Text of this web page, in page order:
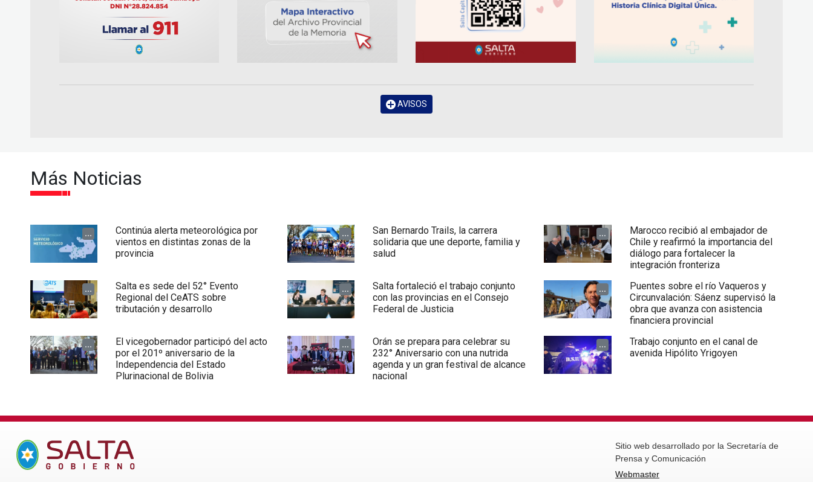
AVISOS
Más Noticias
...
Continúa alerta meteorológica por
vientos en distintas zonas de la
provincia
...
San Bernardo Trails, la carrera
solidaria que une deporte, familia y
salud
...
Marocco recibió al embajador de
Chile y reafirmó la importancia del
diálogo para fortalecer la
integración fronteriza
...
Salta es sede del 52° Evento
Regional del CeATS sobre
tributación y desarrollo
...
Salta fortaleció el trabajo conjunto
con las provincias en el Consejo
Federal de Justicia
...
Puentes sobre el río Vaqueros y
Circunvalación: Sáenz supervisó la
obra que avanza con asistencia
financiera provincial
...
El vicegobernador participó del acto
por el 201º aniversario de la
Independencia del Estado
Plurinacional de Bolivia
...
Orán se prepara para celebrar su
232° Aniversario con una nutrida
agenda y un gran festival de alcance
nacional
...
Trabajo conjunto en el canal de
avenida Hipólito Yrigoyen
Sitio web desarrollado por la Secretaría de
Prensa y Comunicación
Webmaster